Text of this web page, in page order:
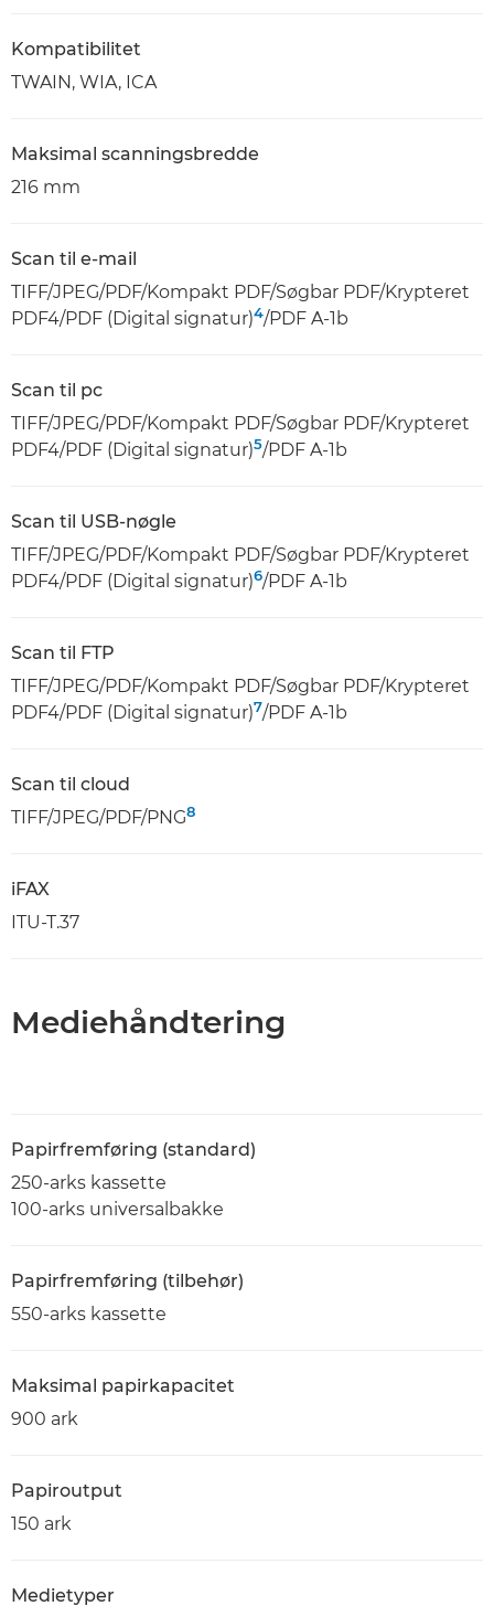
Kompatibilitet
TWAIN, WIA, ICA
Maksimal scanningsbredde
216 mm
Scan til e-mail
TIFF/JPEG/PDF/Kompakt PDF/Søgbar PDF/Krypteret
PDF4/PDF (Digital signatur)4/PDF A-1b
Scan til pc
TIFF/JPEG/PDF/Kompakt PDF/Søgbar PDF/Krypteret
PDF4/PDF (Digital signatur)5/PDF A-1b
Scan til USB-nøgle
TIFF/JPEG/PDF/Kompakt PDF/Søgbar PDF/Krypteret
PDF4/PDF (Digital signatur)6/PDF A-1b
Scan til FTP
TIFF/JPEG/PDF/Kompakt PDF/Søgbar PDF/Krypteret
PDF4/PDF (Digital signatur)7/PDF A-1b
Scan til cloud
TIFF/JPEG/PDF/PNG8
iFAX
ITU-T.37
Mediehåndtering
Papirfremføring (standard)
250-arks kassette
100-arks universalbakke
Papirfremføring (tilbehør)
550-arks kassette
Maksimal papirkapacitet
900 ark
Papiroutput
150 ark
Medietyper